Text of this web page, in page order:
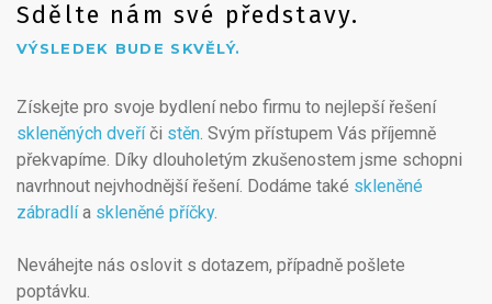
Sdělte nám své představy.
VÝSLEDEK BUDE SKVĚLÝ.
Získejte pro svoje bydlení nebo firmu to nejlepší řešení
skleněných dveříči stěn. Svým přístupem Vás příjemně
překvapíme. Díky dlouholetým zkušenostem jsme schopni
navrhnout nejvhodnější řešení. Dodáme také skleněné
zábradlía skleněné příčky.
Neváhejte nás oslovit s dotazem, případně pošlete
poptávku.